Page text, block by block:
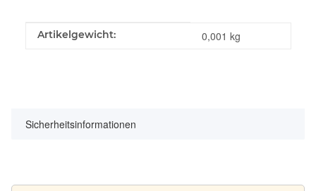
Produkteigenschaft
Wert
Artikelgewicht: 0,001 kg
Sicherheitsinformationen